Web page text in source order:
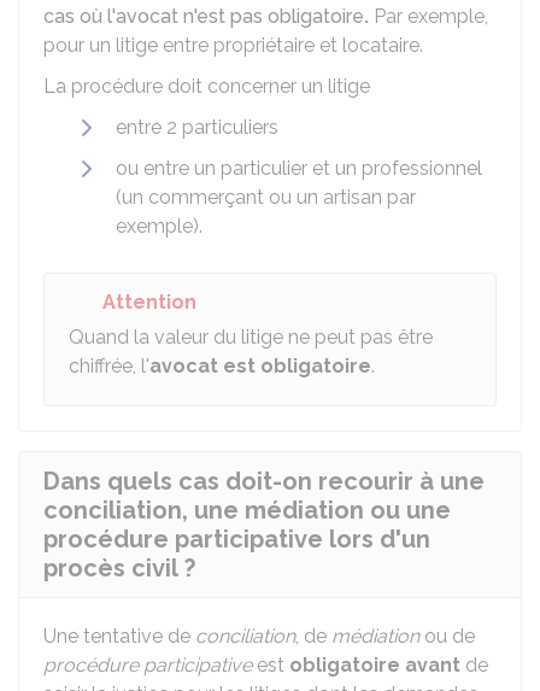
cas où l'avocat n'est pas obligatoire. Par exemple,
pour un litige entre propriétaire et locataire.
La procédure doit concerner un litige
entre 2 particuliers
ou entre un particulier et un professionnel
(un commerçant ou un artisan par
exemple).
Attention
Quand la valeur du litige ne peut pas être
chiffrée, l'avocat est obligatoire.
Dans quels cas doit-on recourir à une
conciliation, une médiation ou une
procédure participative lors d'un
procès civil ?
Une tentative de conciliation, de médiationou de
procédure participativeest obligatoire avant de